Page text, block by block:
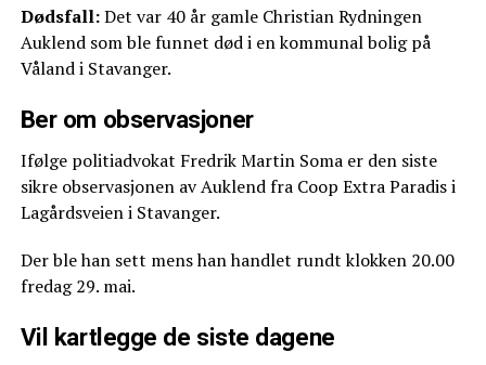
Dødsfall:Det var 40 år gamle Christian Rydningen
Auklend som ble funnet død i en kommunal bolig på
Våland i Stavanger.
Ber om observasjoner
Ifølge politiadvokat Fredrik Martin Soma er den siste
sikre observasjonen av Auklend fra Coop Extra Paradis i
Lagårdsveien i Stavanger.
Der ble han sett mens han handlet rundt klokken 20.00
fredag 29. mai.
Vil kartlegge de siste dagene